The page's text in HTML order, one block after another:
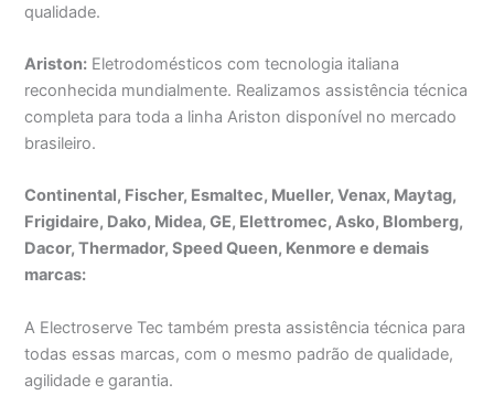
qualidade.
Ariston: Eletrodomésticos com tecnologia italiana
reconhecida mundialmente. Realizamos assistência técnica
completa para toda a linha Ariston disponível no mercado
brasileiro.
Continental, Fischer, Esmaltec, Mueller, Venax, Maytag,
Frigidaire, Dako, Midea, GE, Elettromec, Asko, Blomberg,
Dacor, Thermador, Speed Queen, Kenmore e demais
marcas:
A Electroserve Tec também presta assistência técnica para
todas essas marcas, com o mesmo padrão de qualidade,
agilidade e garantia.